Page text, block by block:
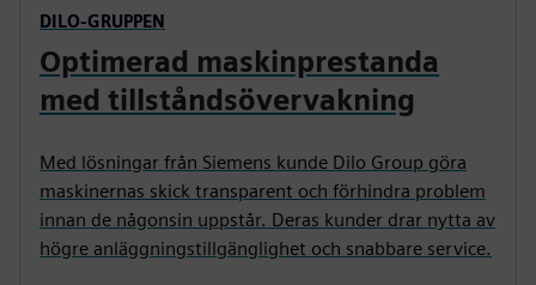
DILO-GRUPPEN
Optimerad maskinprestanda
med tillståndsövervakning
Med lösningar från Siemens kunde Dilo Group göra
maskinernas skick transparent och förhindra problem
innan de någonsin uppstår. Deras kunder drar nytta av
högre anläggningstillgänglighet och snabbare service.